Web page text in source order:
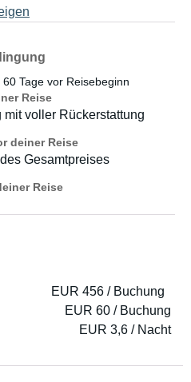
Tage vor Reisebeginn
Reise
voller Rückerstattung
deiner Reise
Gesamtpreises
Reise
EUR 456 / Buchung
EUR 60 / Buchung
EUR 3,6 / Nacht